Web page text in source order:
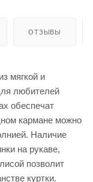
ОТЗЫВЫ
из мягкой и
любителей
обеспечат
кармане можно
Наличие
на рукаве,
позволит
куртки.